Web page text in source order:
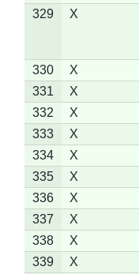
329
X
330 X
331
X
332
X
333
X
334
X
335
X
336
X
337
X
338
X
339
X